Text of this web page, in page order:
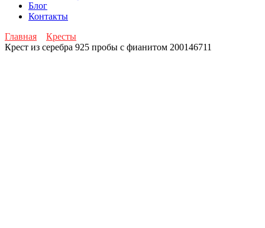
Блог
Контакты
Главная
Кресты
Крест из серебра 925 пробы с фианитом 200146711